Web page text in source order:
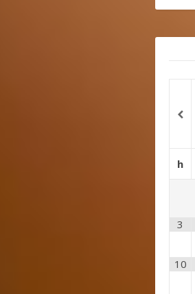
h
3
10